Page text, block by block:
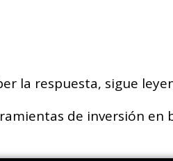
la respuesta, sigue
de inversión